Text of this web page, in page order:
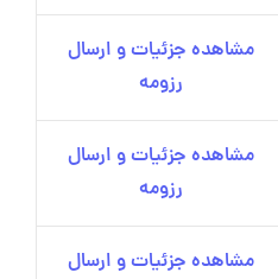
مشاهده جزئیات و ارسال
رزومه
مشاهده جزئیات و ارسال
رزومه
مشاهده جزئیات و ارسال